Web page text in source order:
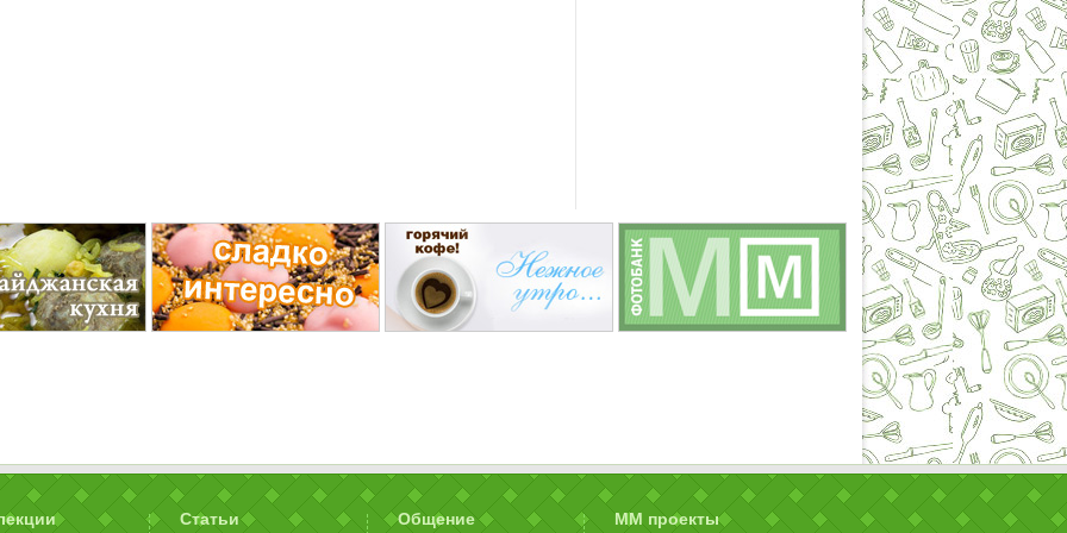
Статьи Общение ММ проекты